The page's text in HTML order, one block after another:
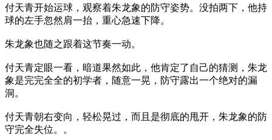
付天青开始运球，观察着朱龙象的防守姿势。没拍两下，他持
球的左手忽然肩一抬，重心急速下降。
朱龙象也随之跟着这节奏一动。
付天青定眼一看，暗道果然如此，他肯定了自己的猜测，朱龙
象是完完全全的初学者，随意一晃，防守露出一个绝对的漏
洞。
付天青朝右变向，轻松晃过，而且是彻底的甩开，朱龙象的防
守完全失位。。